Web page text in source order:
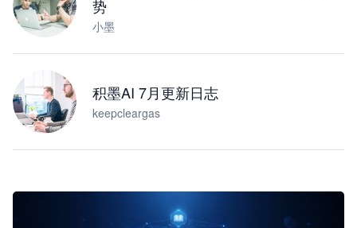
势
小墨
积墨AI 7月更新日志
keepcleargas